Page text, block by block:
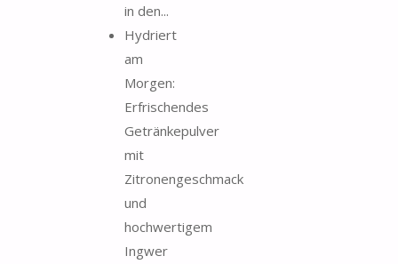
in den...
Hydriert
am
Morgen:
Erfrischendes
Getränkepulver
mit
Zitronengeschmack
und
hochwertigem
Ingwer